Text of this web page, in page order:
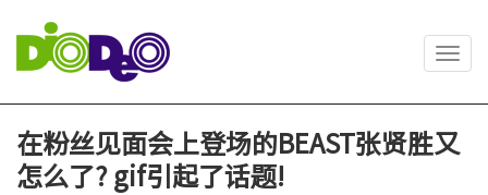
在粉丝见面会上登场的BEAST张贤胜又
怎么了? gif引起了话题!